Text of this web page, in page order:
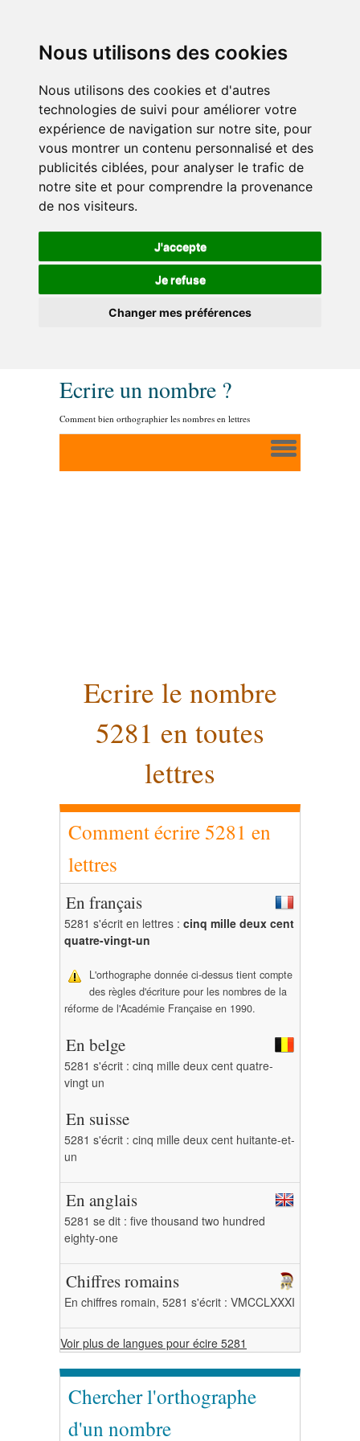
Nous utilisons des cookies
Nous utilisons des cookies et d'autres
technologies de suivi pour améliorer votre
expérience de navigation sur notre site, pour
vous montrer un contenu personnalisé et des
publicités ciblées, pour analyser le trafic de
notre site et pour comprendre la provenance
de nos visiteurs.
J'accepte
Je refuse
Changer mes préférences
Ecrire un nombre ?
Comment bien orthographier les nombres en lettres
Ecrire le nombre
5281 en toutes
lettres
Comment écrire 5281 en
lettres
En français
5281 s'écrit en lettres : cinq mille deux cent
quatre-vingt-un
L'orthographe donnée ci-dessus tient compte
des règles d'écriture pour les nombres de la
réforme de l'Académie Française en 1990.
En belge
5281 s'écrit : cinq mille deux cent quatre-
vingt un
En suisse
5281 s'écrit : cinq mille deux cent huitante-et-
un
En anglais
5281 se dit : five thousand two hundred
eighty-one
Chiffres romains
En chiffres romain, 5281 s'écrit : VMCCLXXXI
Voir plus de langues pour écire 5281
Chercher l'orthographe
d'un nombre